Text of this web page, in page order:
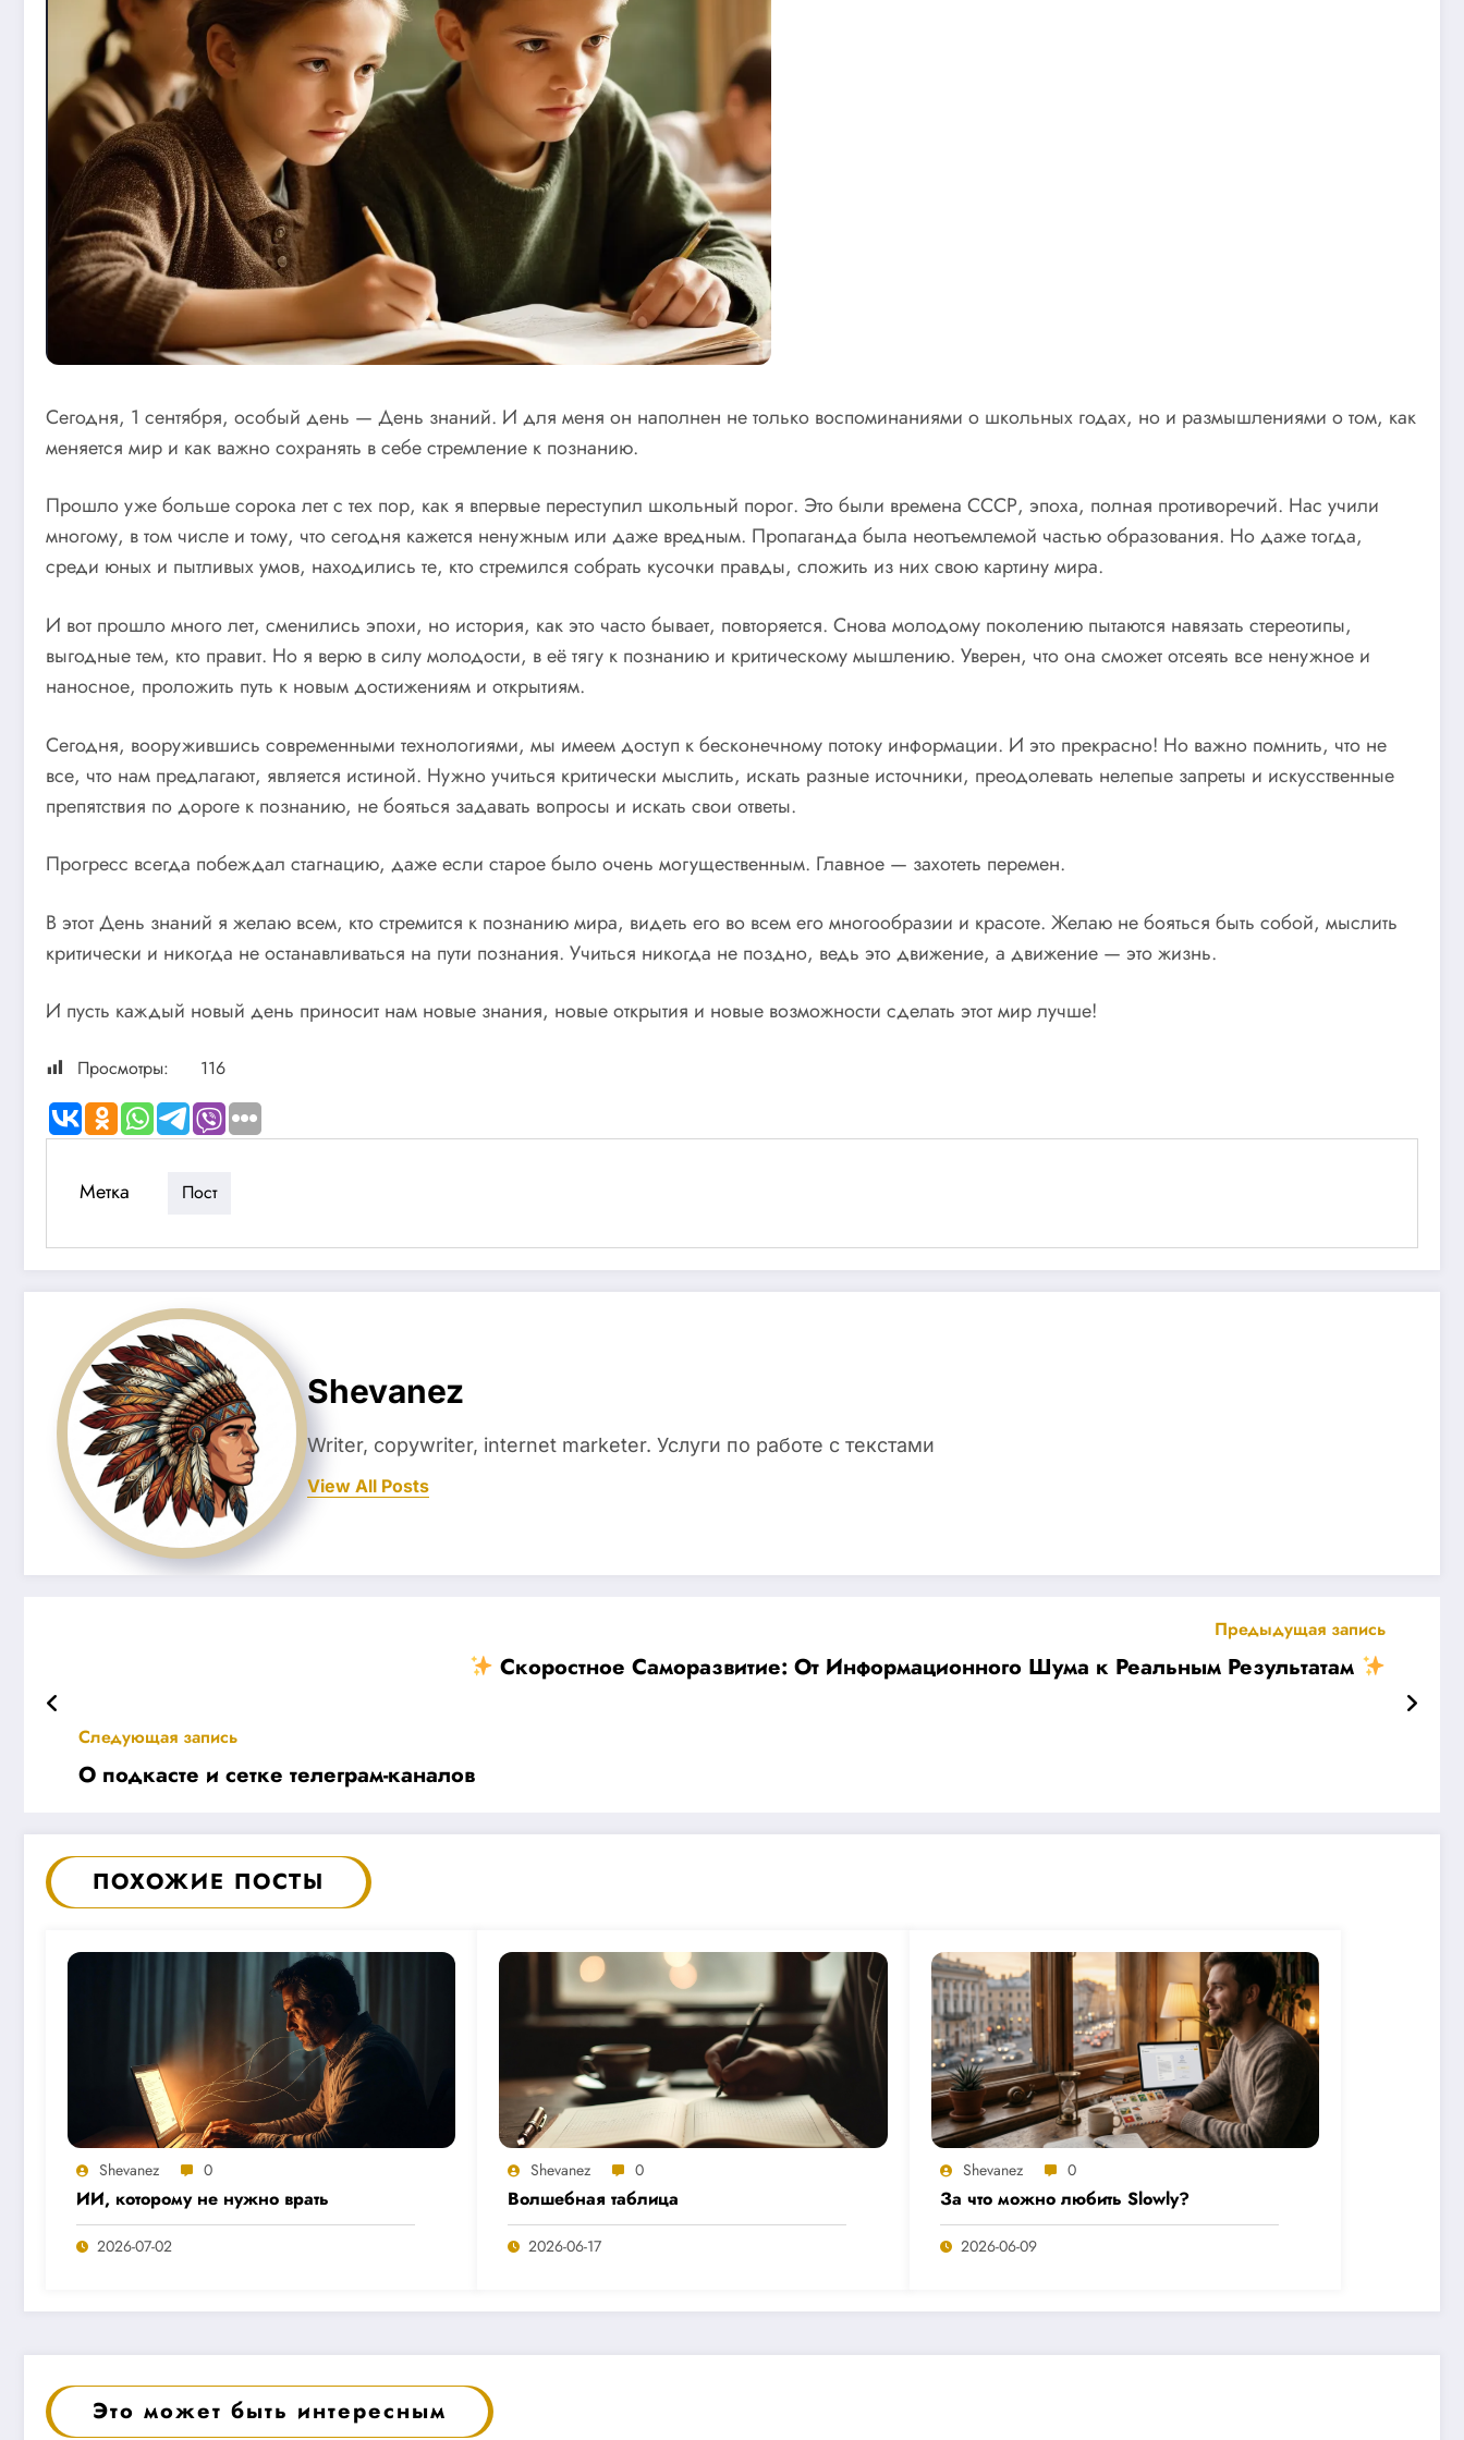
Сегодня, 1 сентября, особый день — День знаний. И для меня он наполнен не только воспоминаниями о школьных годах, но и размышлениями о том, как
меняется мир и как важно сохранять в себе стремление к познанию.
Прошло уже больше сорока лет с тех пор, как я впервые переступил школьный порог. Это были времена СССР, эпоха, полная противоречий. Нас учили
многому, в том числе и тому, что сегодня кажется ненужным или даже вредным. Пропаганда была неотъемлемой частью образования. Но даже тогда,
среди юных и пытливых умов, находились те, кто стремился собрать кусочки правды, сложить из них свою картину мира.
И вот прошло много лет, сменились эпохи, но история, как это часто бывает, повторяется. Снова молодому поколению пытаются навязать стереотипы,
выгодные тем, кто правит. Но я верю в силу молодости, в её тягу к познанию и критическому мышлению. Уверен, что она сможет отсеять все ненужное и
наносное, проложить путь к новым достижениям и открытиям.
Сегодня, вооружившись современными технологиями, мы имеем доступ к бесконечному потоку информации. И это прекрасно! Но важно помнить, что не
все, что нам предлагают, является истиной. Нужно учиться критически мыслить, искать разные источники, преодолевать нелепые запреты и искусственные
препятствия по дороге к познанию, не бояться задавать вопросы и искать свои ответы.
Прогресс всегда побеждал стагнацию, даже если старое было очень могущественным. Главное — захотеть перемен.
В этот День знаний я желаю всем, кто стремится к познанию мира, видеть его во всем его многообразии и красоте. Желаю не бояться быть собой, мыслить
критически и никогда не останавливаться на пути познания. Учиться никогда не поздно, ведь это движение, а движение — это жизнь.
И пусть каждый новый день приносит нам новые знания, новые открытия и новые возможности сделать этот мир лучше!
Просмотры: 116
Метка Пост
Shevanez
Writer, copywriter, internet marketer. Услуги по работе с текстами
View All Posts
Предыдущая запись
Скоростное Саморазвитие: От Информационного Шума к Реальным Результатам
Следующая запись
О подкасте и сетке телеграм-каналов
ПОХОЖИЕ ПОСТЫ
Shevanez 0
ИИ, которому не нужно врать
2026-07-02
Shevanez 0
Волшебная таблица
2026-06-17
Shevanez 0
За что можно любить Slowly?
2026-06-09
Это может быть интересным